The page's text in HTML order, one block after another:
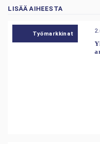
LISÄÄ AIHEESTA
Työmarkkinat